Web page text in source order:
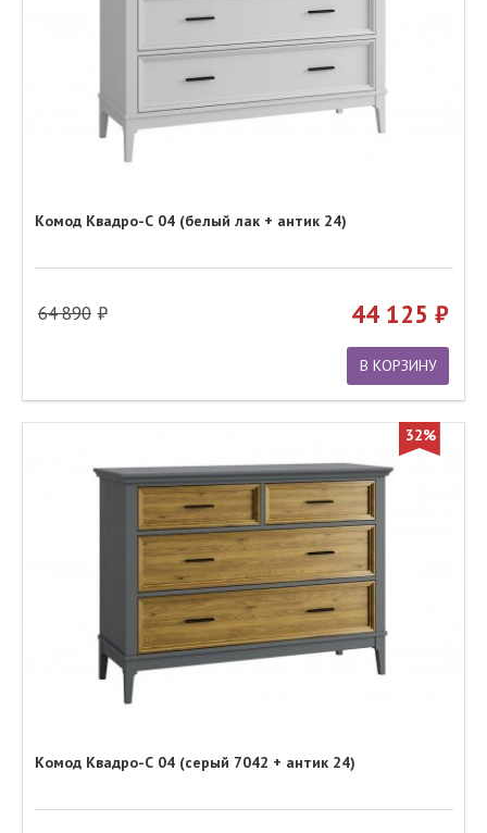
Комод Квадро-С 04 (белый лак + антик 24)
64 890 44 125
В КОРЗИНУ
32%
Комод Квадро-С 04 (серый 7042 + антик 24)